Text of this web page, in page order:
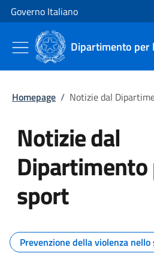
Vai al contenuto
Vai alla navigazione del sito
Governo Italiano
Dipartimento per
Homepage / Notizie dal
Notizie dal
Dipartimento
sport
Tutti i contenuti
Prevenzione della violenza